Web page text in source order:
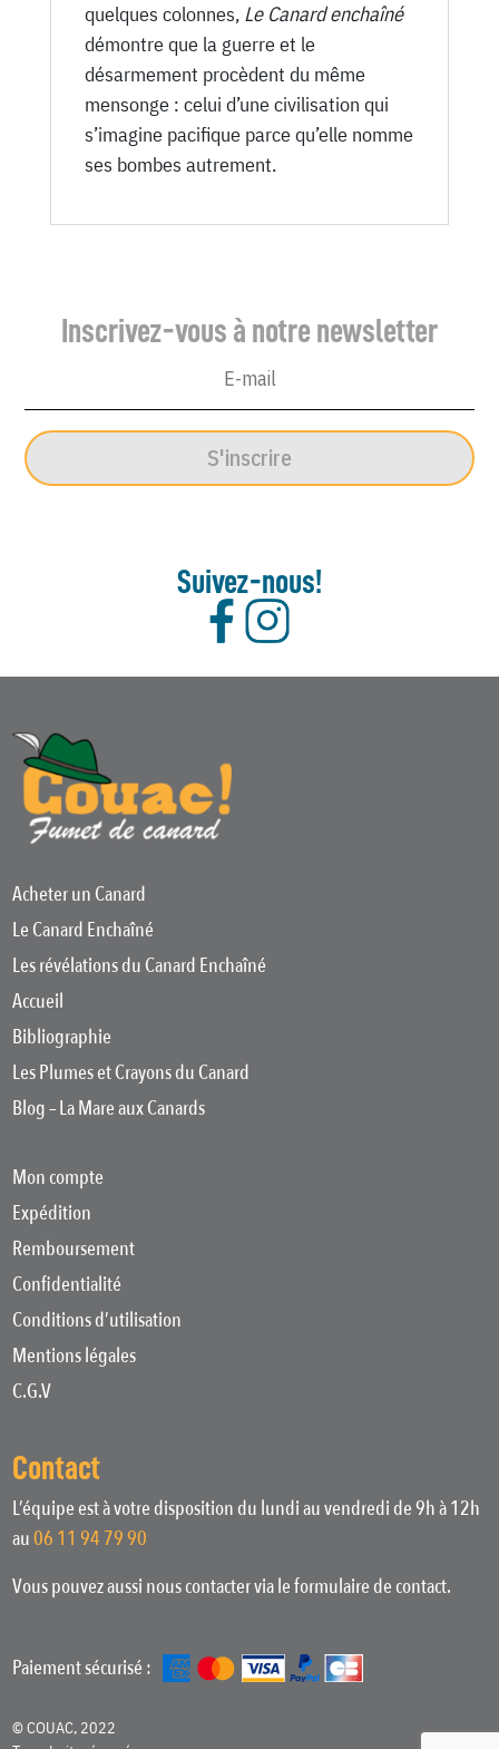
quelques colonnes, Le Canard enchaîné
démontre que la guerre et le
désarmement procèdent du même
mensonge : celui d’une civilisation qui
s’imagine pacifique parce qu’elle nomme
ses bombes autrement.
Inscrivez-vous à notre newsletter
S'inscrire
Suivez-nous!
Acheter un Canard
Le Canard Enchaîné
Les révélations du Canard Enchaîné
Accueil
Bibliographie
Les Plumes et Crayons du Canard
Blog – La Mare aux Canards
Mon compte
Expédition
Remboursement
Confidentialité
Conditions d’utilisation
Mentions légales
C.G.V
Contact
L’équipe est à votre disposition du lundi au vendredi de 9h à 12h
au06 11 94 79 90
Vous pouvez aussi nous contacter via le formulaire de contact.
Paiement sécurisé :
© COUAC, 2022